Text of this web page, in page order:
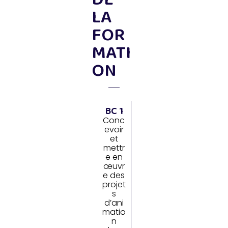
LA
FOR
MATI
ON
BC 1
Conc
evoir
et
mettr
e en
œuvr
e des
projet
s
d’ani
matio
n